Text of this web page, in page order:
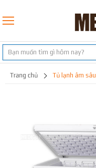
trang chủ tủ lạnh âm sâu